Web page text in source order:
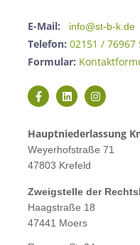
E-Mail: info@st-b-k.de
Telefon: 02151 / 76967
Formular:
Hauptniederlassung
Weyerhofstraße 71
47803 Krefeld
Zweigstelle der
Haagstraße 18
47441 Moers